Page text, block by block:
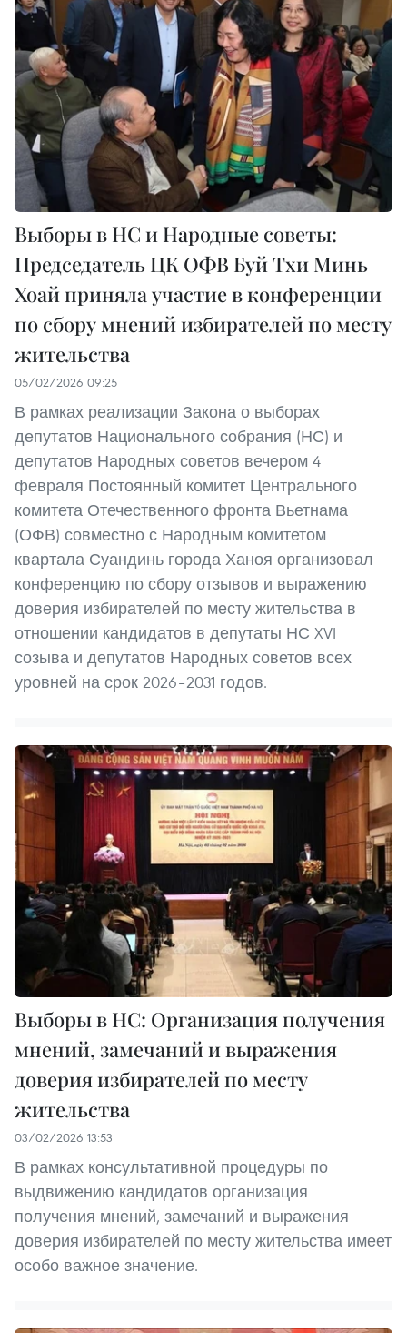
Выборы в НС и Народные советы:
Председатель ЦК ОФВ Буй Тхи Минь
Хоай приняла участие в конференции
по сбору мнений избирателей по месту
жительства
05/02/2026 09:25
В рамках реализации Закона о выборах
депутатов Национального собрания (НС) и
депутатов Народных советов вечером 4
февраля Постоянный комитет Центрального
комитета Отечественного фронта Вьетнама
(ОФВ) совместно с Народным комитетом
квартала Суандинь города Ханоя организовал
конференцию по сбору отзывов и выражению
доверия избирателей по месту жительства в
отношении кандидатов в депутаты НС XVI
созыва и депутатов Народных советов всех
уровней на срок 2026–2031 годов.
Выборы в НС: Организация получения
мнений, замечаний и выражения
доверия избирателей по месту
жительства
03/02/2026 13:53
В рамках консультативной процедуры по
выдвижению кандидатов организация
получения мнений, замечаний и выражения
доверия избирателей по месту жительства имеет
особо важное значение.